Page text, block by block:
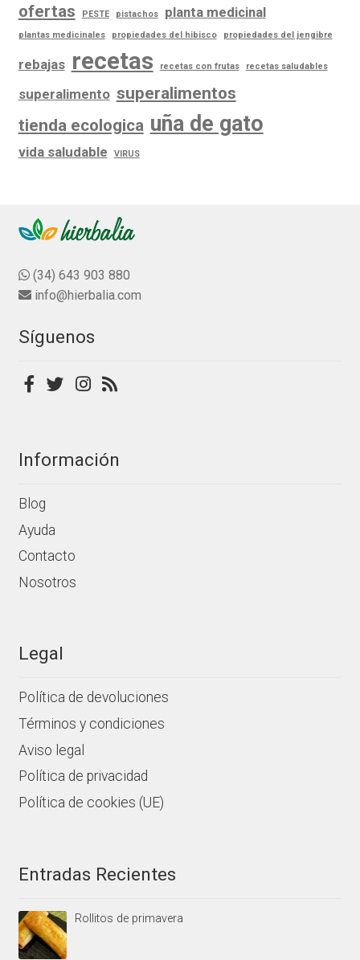
ofertas PESTE pistachos planta medicinal
plantas medicinales propiedades del hibisco propiedades del jengibre
rebajas recetas recetas con frutas recetas saludables
superalimento superalimentos
tienda ecologica uña de gato
vida saludable VIRUS
(34) 643 903 880
info@hierbalia.com
Síguenos
Información
Blog
Ayuda
Contacto
Nosotros
Legal
Política de devoluciones
Términos y condiciones
Aviso legal
Política de privacidad
Política de cookies (UE)
Entradas Recientes
Rollitos de primavera